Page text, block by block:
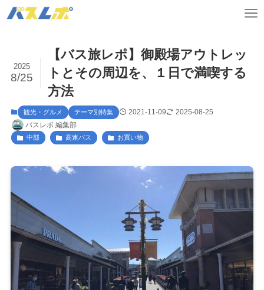
【バス旅レポ】御殿場アウトレッ
トとその周辺を、１日で満喫する
方法
2025
8/25
観光・グルメ テーマ別特集 2021-11-09
2025-08-25
バスレポ 編集部
中部 高速バス お買い物